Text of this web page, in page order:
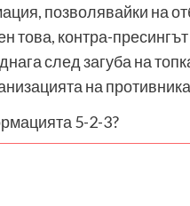
позволявайки на
това, контра-
след загуба на
на